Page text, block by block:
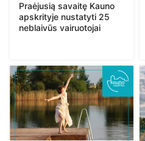
Praėjusią savaitę Kauno
apskrityje nustatyti 25
neblaivūs vairuotojai